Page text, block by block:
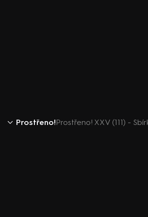
Prostřeno!Prostřeno! XXV (111) -